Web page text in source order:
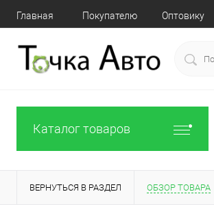
Главная Покупателю Оптовику
Каталог товаров
ВЕРНУТЬСЯ В РАЗДЕЛ ОБЗОР ТОВАРА